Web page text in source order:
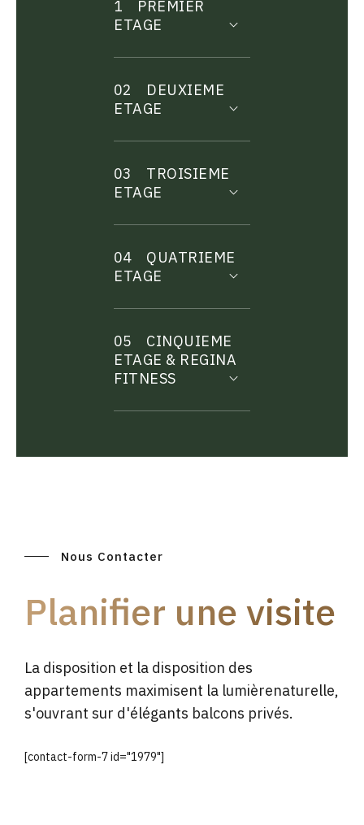
1
PREMIER
ETAGE
02
DEUXIEME
ETAGE
03
TROISIEME
ETAGE
04
QUATRIEME
ETAGE
05
CINQUIEME
ETAGE & REGINA
FITNESS
Nous Contacter
Planifier une visite
La disposition et la disposition des
appartements maximisent la lumièrenaturelle,
s'ouvrant sur d'élégants balcons privés.
[contact-form-7 id="1979"]